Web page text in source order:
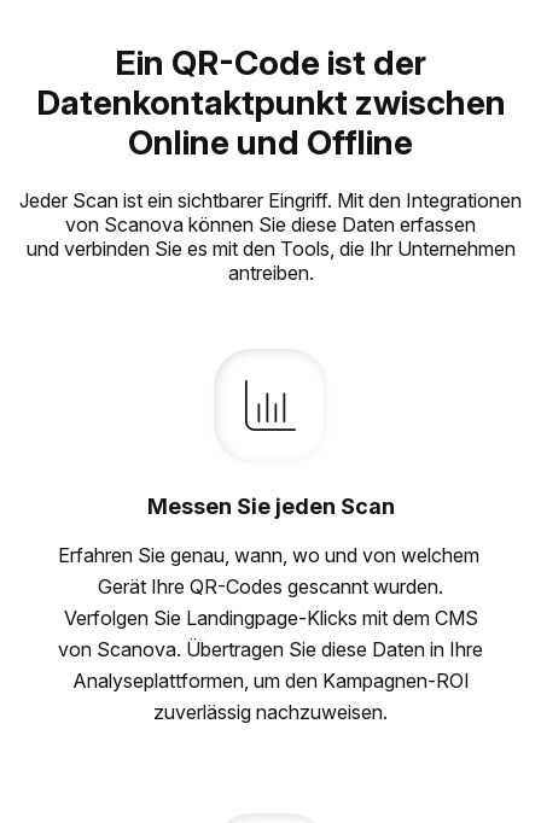
Ein QR-Code ist der
Datenkontaktpunkt zwischen
Online und Offline
Jeder Scan ist ein sichtbarer Eingriff. Mit den Integrationen
von Scanova können Sie diese Daten erfassen
und verbinden Sie es mit den Tools, die Ihr Unternehmen
antreiben.
Messen Sie jeden Scan
Erfahren Sie genau, wann, wo und von welchem ​​
Gerät Ihre QR-Codes gescannt wurden.
Verfolgen Sie Landingpage-Klicks mit dem CMS
von Scanova. Übertragen Sie diese Daten in Ihre
Analyseplattformen, um den Kampagnen-ROI
zuverlässig nachzuweisen.